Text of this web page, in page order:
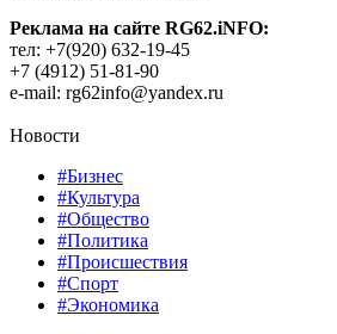
Реклама на сайте RG62.iNFO:
тел: +7(920) 632-19-45
+7 (4912) 51-81-90
e-mail: rg62info@yandex.ru
Новости
#Бизнес
#Культура
#Общество
#Политика
#Происшествия
#Спорт
#Экономика